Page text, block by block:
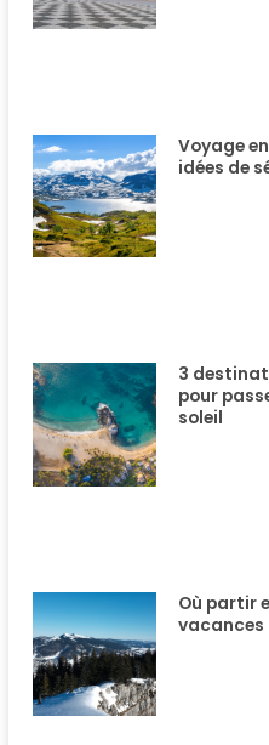
Voyage
idées de
3
pour
soleil
Où partir
vacances